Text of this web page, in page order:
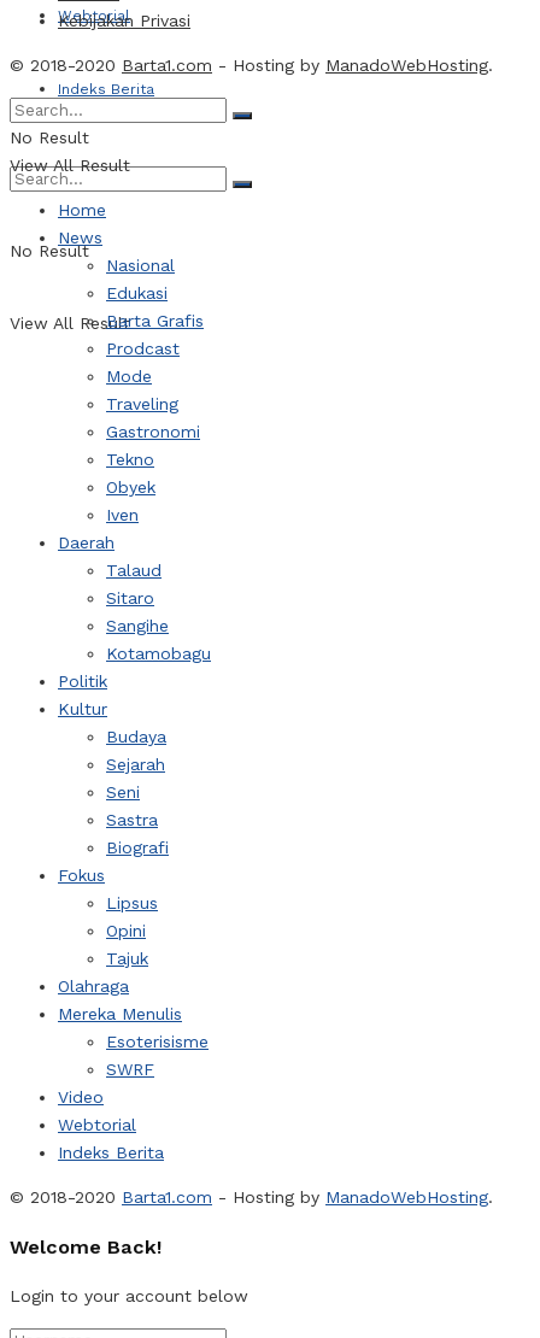
Webtorial
Indeks Berita
No Result
View All Result
Kebijakan Privasi
© 2018-2020 Barta1.com - Hosting by ManadoWebHosting.
No Result
View All Result
Home
News
Nasional
Edukasi
Barta Grafis
Prodcast
Mode
Traveling
Gastronomi
Tekno
Obyek
Iven
Daerah
Talaud
Sitaro
Sangihe
Kotamobagu
Politik
Kultur
Budaya
Sejarah
Seni
Sastra
Biografi
Fokus
Lipsus
Opini
Tajuk
Olahraga
Mereka Menulis
Esoterisisme
SWRF
Video
Webtorial
Indeks Berita
© 2018-2020 Barta1.com - Hosting by ManadoWebHosting.
Welcome Back!
Login to your account below